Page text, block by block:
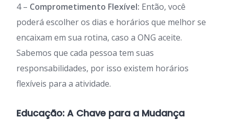
4 – Comprometimento Flexível: Então, você
poderá escolher os dias e horários que melhor se
encaixam em sua rotina, caso a ONG aceite.
Sabemos que cada pessoa tem suas
responsabilidades, por isso existem horários
flexíveis para a atividade.
Educação: A Chave para a Mudança